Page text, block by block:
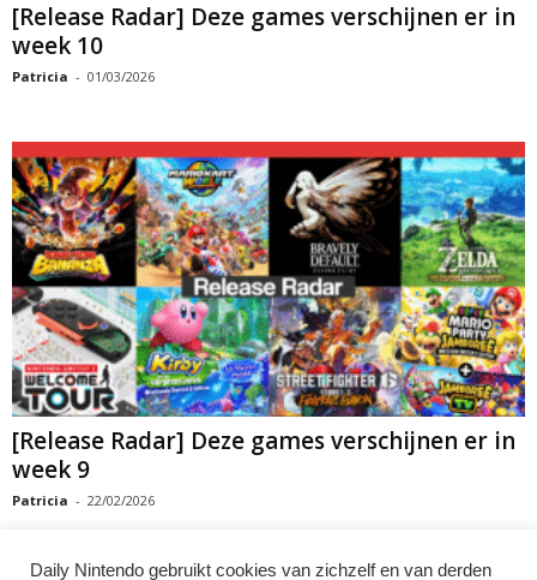
[Release Radar] Deze games verschijnen er in
week 10
Patricia - 01/03/2026
[Release Radar] Deze games verschijnen er in
week 9
Patricia - 22/02/2026
Daily Nintendo gebruikt cookies van zichzelf en van derden